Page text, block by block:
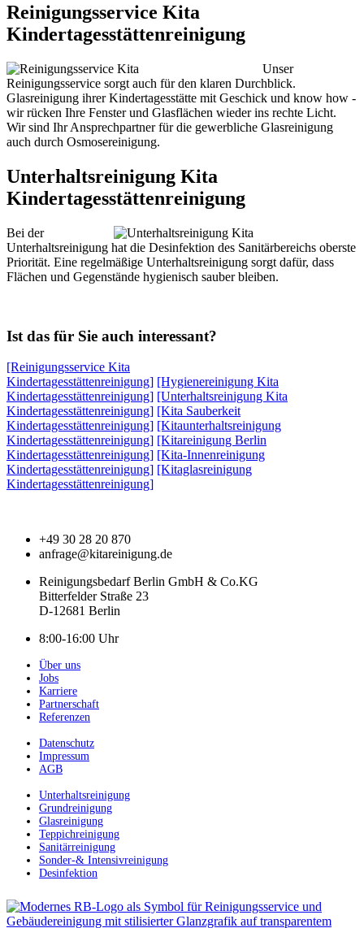
Reinigungsservice Kita
Kindertagesstättenreinigung
Unser
Reinigungsservice sorgt auch für den klaren Durchblick.
Glasreinigung ihrer Kindertagesstätte mit Geschick und know how -
wir rücken Ihre Fenster und Glasflächen wieder ins rechte Licht.
Wir sind Ihr Ansprechpartner für die gewerbliche Glasreinigung
auch durch Osmosereinigung.
Unterhaltsreinigung Kita
Kindertagesstättenreinigung
Bei der
Unterhaltsreinigung hat die Desinfektion des Sanitärbereichs oberste
Priorität. Eine regelmäßige Unterhaltsreinigung sorgt dafür, dass
Flächen und Gegenstände hygienisch sauber bleiben.
Ist das für Sie auch interessant?
[Reinigungsservice Kita
Kindertagesstättenreinigung] [Hygienereinigung Kita
Kindertagesstättenreinigung] [Unterhaltsreinigung Kita
Kindertagesstättenreinigung] [Kita Sauberkeit
Kindertagesstättenreinigung] [Kitaunterhaltsreinigung
Kindertagesstättenreinigung] [Kitareinigung Berlin
Kindertagesstättenreinigung] [Kita-Innenreinigung
Kindertagesstättenreinigung] [Kitaglasreinigung
Kindertagesstättenreinigung]
+49 30 28 20 870
anfrage@kitareinigung.de
Reinigungsbedarf Berlin GmbH & Co.KG
Bitterfelder Straße 23
D-12681 Berlin
8:00-16:00 Uhr
Über uns
Jobs
Karriere
Partnerschaft
Referenzen
Datenschutz
Impressum
AGB
Unterhaltsreinigung
Grundreinigung
Glasreinigung
Teppichreinigung
Sanitärreinigung
Sonder-& Intensivreinigung
Desinfektion